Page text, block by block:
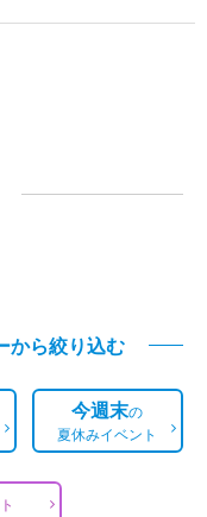
から絞り込む
今週末の
夏休みイベント